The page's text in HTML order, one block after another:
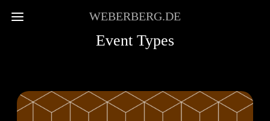
WEBERBERG.DE
Event Types